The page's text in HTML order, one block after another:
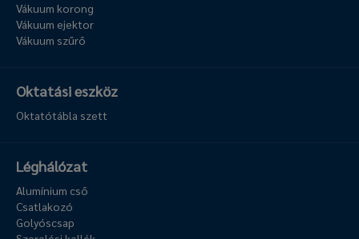
Vákuum korong
Vákuum ejektor
Vákuum szűrő
Oktatási eszköz
Oktatótábla szett
Léghálózat
Alumínium cső
Csatlakozó
Golyóscsap